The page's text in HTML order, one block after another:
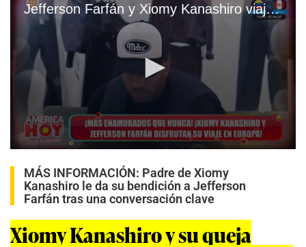
Jefferson Farfán y Xiomy Kanashiro viajaron a Europa
s
n
d
s
o
MÁS INFORMACIÓN: Padre de Xiomy
Kanashiro le da su bendición a Jefferson
Farfán tras una conversación clave
Xiomy Kanashiro y su queja